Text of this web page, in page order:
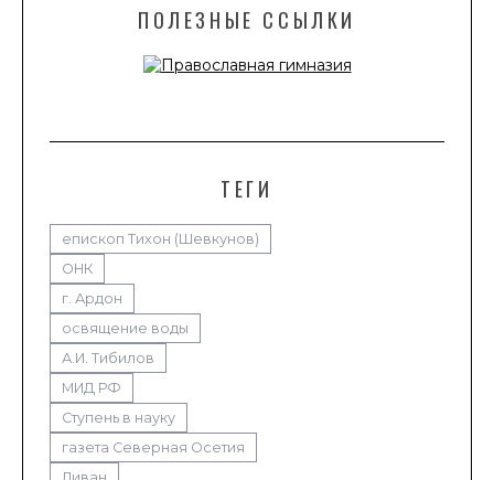
ПОЛЕЗНЫЕ ССЫЛКИ
ТЕГИ
епископ Тихон (Шевкунов)
ОНК
г. Ардон
освящение воды
А.И. Тибилов
МИД РФ
Ступень в науку
газета Северная Осетия